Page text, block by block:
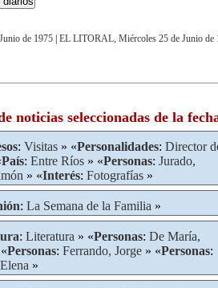
de 1975 EL LITORAL, Miércoles 25 de Junio de
noticias seleccionadas de la
: Visitas » «Personalidades: Director
País: Entre Ríos » «Personas: Jurado,
» «Interés: Fotografías »
: La Semana de la Familia »
: Literatura » «Personas: De María,
Personas: Ferrando, Jorge » «Personas:
»